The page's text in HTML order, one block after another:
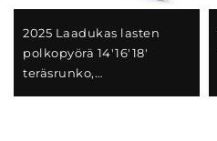
2025 Laadukas lasten
polkopyörä 14'16'18'
teräsrunko,
yksivaihteinen ja